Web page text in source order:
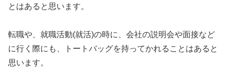
とはあると思います。
転職や、就職活動(就活)の時に、会社の説明会や面接など
に行く際にも、トートバッグを持ってかれることはあると
思います。